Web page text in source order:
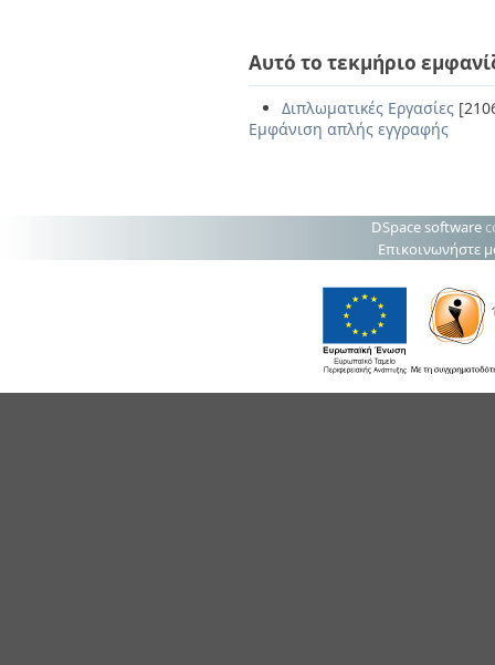
Αυτό το τεκμήριο
Διπλωματικές Εργασίες
Εμφάνιση απλής εγγραφής
DSpace software
Επικοινωνήστε